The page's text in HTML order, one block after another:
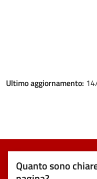
Ultimo aggiornamento:
Quanto sono